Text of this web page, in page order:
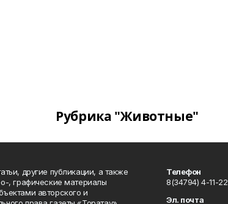
Рубрика "Животные"
другие публикации, а также
, графические материалы
авторского и
Телефон
8(34794) 4-11-22
Эл. почта